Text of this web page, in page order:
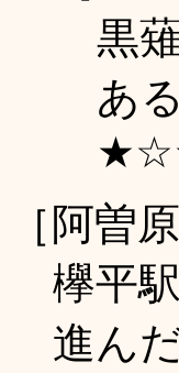
黒
あ
［阿曽
欅平
進ん